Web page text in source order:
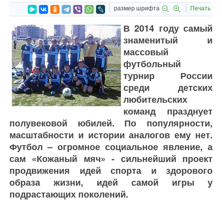
размер шрифта Печать
В 2014 году самый
знаменитый и
массовый
футбольный
турнир России
среди детских
любительских
команд празднует
полувековой юбилей. По популярности,
масштабности и истории аналогов ему нет.
Футбол – огромное социальное явление, а
сам «Кожаный мяч» - сильнейший проект
продвижения идей спорта и здорового
образа жизни, идей самой игры у
подрастающих поколений.